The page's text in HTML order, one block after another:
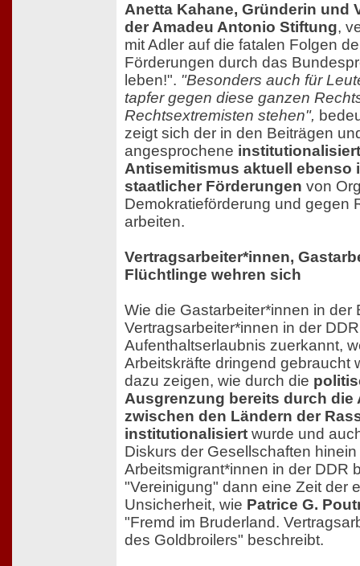
Anetta Kahane, Gründerin und
der Amadeu Antonio Stiftung,
mit Adler auf die fatalen Folgen
Förderungen durch das
leben!". "Besonders auch für
tapfer gegen diese ganzen
Rechtsextremisten stehen",
zeigt sich der in den Beiträgen
angesprochene
Antisemitismus aktuell ebenso
staatlicher Förderungen von
Demokratieförderung und gegen
arbeiten.
Vertragsarbeiter*innen,
Flüchtlinge wehren sich
Wie die Gastarbeiter*innen in der
Vertragsarbeiter*innen in der
Aufenthaltserlaubnis zuerkannt,
Arbeitskräfte dringend gebraucht
dazu zeigen, wie durch die
Ausgrenzung bereits durch die
zwischen den Ländern der
institutionalisiert wurde und
Diskurs der Gesellschaften
Arbeitsmigrant*innen in der DDR
"Vereinigung" dann eine Zeit der
Unsicherheit, wie Patrice G.
"Fremd im Bruderland.
des Goldbroilers" beschreibt.